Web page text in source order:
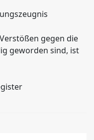
gegen die
geworden sind, ist